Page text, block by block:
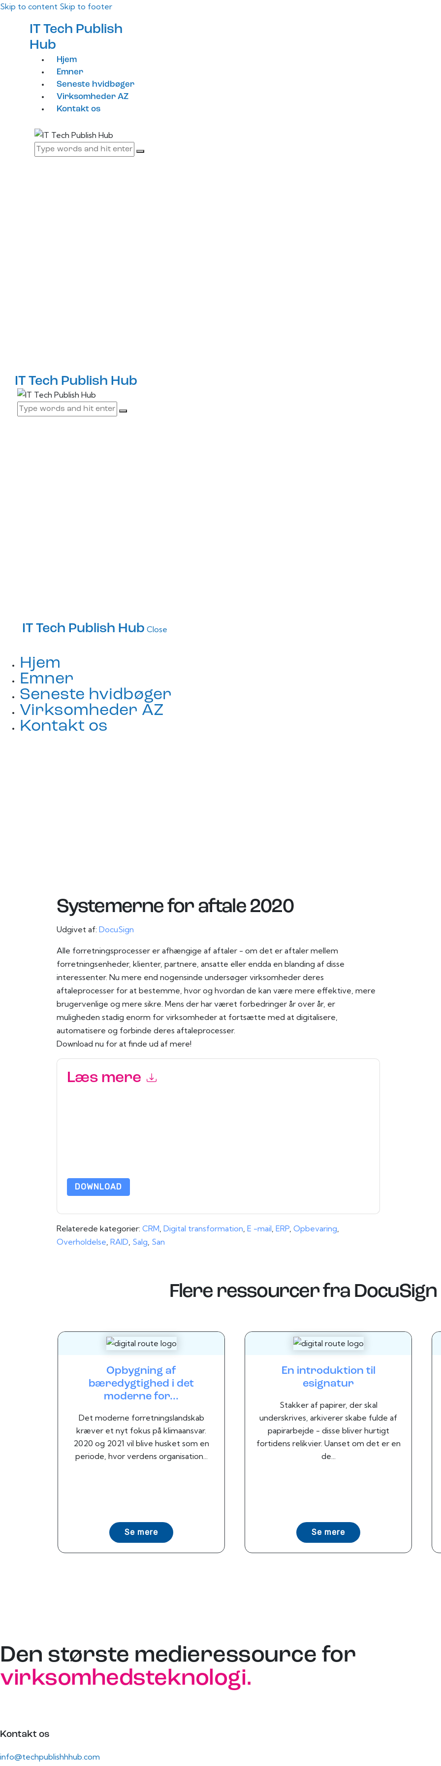
Skip to content Skip to footer
IT Tech Publish
Hub
Hjem
Emner
Seneste hvidbøger
Virksomheder AZ
Kontakt os
IT Tech Publish Hub
IT Tech Publish Hub Close
Hjem
Emner
Seneste hvidbøger
Virksomheder AZ
Kontakt os
Systemerne for aftale 2020
Udgivet af: DocuSign
Alle forretningsprocesser er afhængige af aftaler - om det er aftaler mellem
forretningsenheder, klienter, partnere, ansatte eller endda en blanding af disse
interessenter. Nu mere end nogensinde undersøger virksomheder deres
aftaleprocesser for at bestemme, hvor og hvordan de kan være mere effektive, mere
brugervenlige og mere sikre. Mens der har været forbedringer år over år, er
muligheden stadig enorm for virksomheder at fortsætte med at digitalisere,
automatisere og forbinde deres aftaleprocesser.
Download nu for at finde ud af mere!
Læs mere
DOWNLOAD
Relaterede kategorier: CRM, Digital transformation, E -mail, ERP, Opbevaring,
Overholdelse, RAID, Salg, San
Flere ressourcer fra DocuSign
Opbygning af
bæredygtighed i det
moderne for...
Det moderne forretningslandskab
kræver et nyt fokus på klimaansvar.
2020 og 2021 vil blive husket som en
periode, hvor verdens organisation...
Se mere
En introduktion til
esignatur
Stakker af papirer, der skal
underskrives, arkiverer skabe fulde af
papirarbejde - disse bliver hurtigt
fortidens relikvier. Uanset om det er en
de...
Se mere
Den største medieressource for
virksomhedsteknologi.
Kontakt os
info@techpublishhhub.com